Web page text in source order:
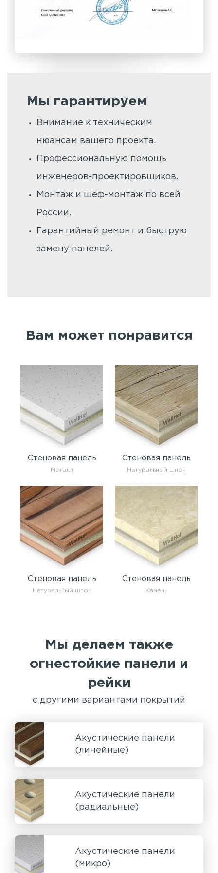
Мы гарантируем
Внимание к техническим
нюансам вашего проекта.
Профессиональную помощь
инженеров-проектировщиков.
Монтаж и шеф-монтаж по всей
России.
Гарантийный ремонт и быструю
замену панелей.
Вам может понравится
Стеновая панель
Металл
Стеновая панель
Натуральный шпон
Стеновая панель
Натуральный шпон
Стеновая панель
Камень
Мы делаем также
огнестойкие панели и
рейки
с другими вариантами покрытий
Акустические панели
(линейные)
Акустические панели
(радиальные)
Акустические панели
(микро)